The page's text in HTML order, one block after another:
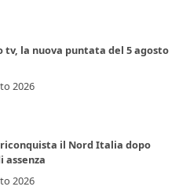
tv, la nuova puntata del 5 agosto
2026
il Nord Italia dopo
assenza
2026